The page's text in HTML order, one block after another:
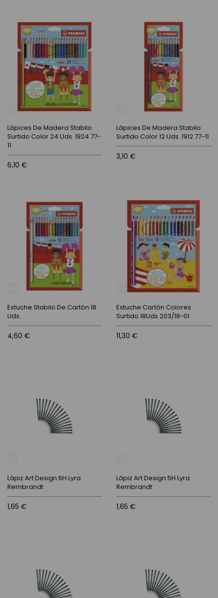
Lápices De Madera Stabilo
Surtido Color 24 Uds. 1924 77-
11
6,10 €
Lápices De Madera Stabilo
Surtido Color 12 Uds. 1912 77-11
3,10 €
Estuche Stabilo De Cartón 18
Uds.
4,60 €
Estuche Cartón Colores
Surtido 18Uds 203/18-01
11,30 €
Lápiz Art Design 6H Lyra
Rembrandt
1,65 €
Lápiz Art Design 5H Lyra
Rembrandt
1,65 €